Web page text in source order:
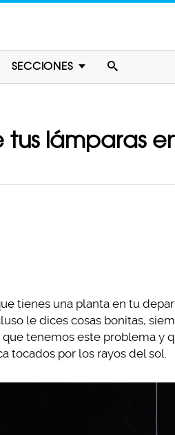
SECCIONES
tus lámparas
tienes una planta en tu
le dices cosas bonitas,
tenemos este problema y
tocados por los rayos del sol.